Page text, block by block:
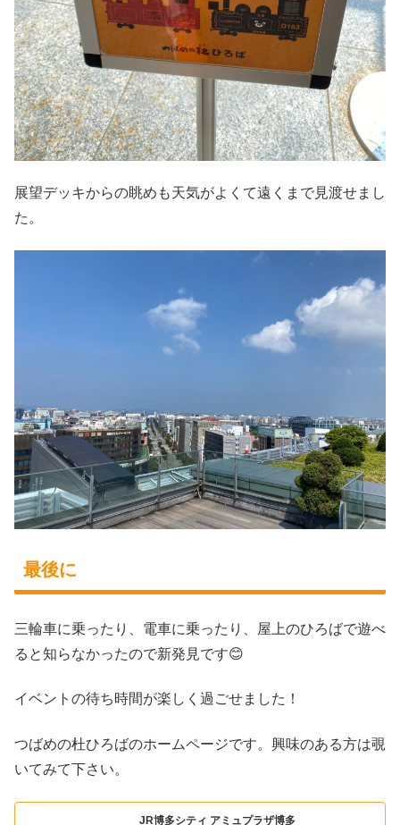
展望デッキからの眺めも天気がよくて遠くまで見渡せまし
た。
最後に
三輪車に乗ったり、電車に乗ったり、屋上のひろばで遊べ
ると知らなかったので新発見です😊
イベントの待ち時間が楽しく過ごせました！
つばめの杜ひろばのホームページです。興味のある方は覗
いてみて下さい。
JR博多シティ アミュプラザ博多